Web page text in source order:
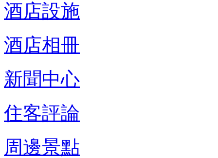
酒店設施
酒店相冊
新聞中心
住客評論
周邊景點